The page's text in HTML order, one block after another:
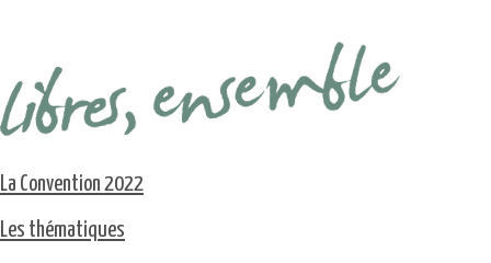
La Convention 2022
Les thématiques